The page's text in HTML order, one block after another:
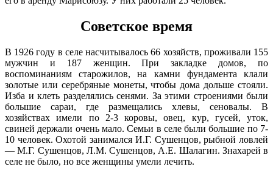
Марий Эл, р-н Оршанский, с
Марий Эл, р-н Оршанский, с
12:06:8501002:151
Марий Эл, р-н Оршанский, с
Шулка, мкр микрорайон, д 2
зу нет
12:06:8501002:158
Марий Эл, р-н Оршанский, с
Шулка, мкр микрорайон, д 2
зу нет
12:06:8501002:162
Марий Эл, р-н Оршанский, с
Шулка, мкр микрорайон, д 2
зу
12:06:8501002:163
Марий Эл, р-н Оршанский, с
Шулка, мкр микрорайон, д 2
зу нет
12:06:8501002:166
Марий Эл, р-н Оршанский, с
Шулка, мкр микрорайон, д 2
зу нет
Марий Эл, р-н Оршанский, с
15.02
00:00
-7.8°
761
86%
4.8
291°
15.02
03:00
Советское время
В 1926 году в селе насчитывалось 66 хозяйств, проживали 155
мужчин и 187 женщин. При закладке домов, по
воспоминаниям старожилов, на камни фундамента клали
золотые или серебряные монеты, чтобы дома дольше стояли.
Изба и клеть разделялись сенями. За этими строениями были
большие сараи, где размещались хлевы, сеновалы. В
хозяйствах имели по 2-3 коровы, овец, кур, гусей, уток,
свиней держали очень мало. Семьи в селе были большие по 7-
10 человек. Охотой занимался И.Г. Сушенцов, рыбной ловлей
— М.Г. Сушенцов, Л.М. Сушенцов, А.Е. Шалагин. Знахарей в
селе не было, но все женщины умели лечить.